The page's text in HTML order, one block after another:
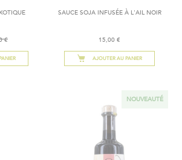
€
SAUCE SOJA INFUSÉE À L'AIL NOIR
15,00 €
AJOUTER AU PANIER
NOUVEAUTÉ